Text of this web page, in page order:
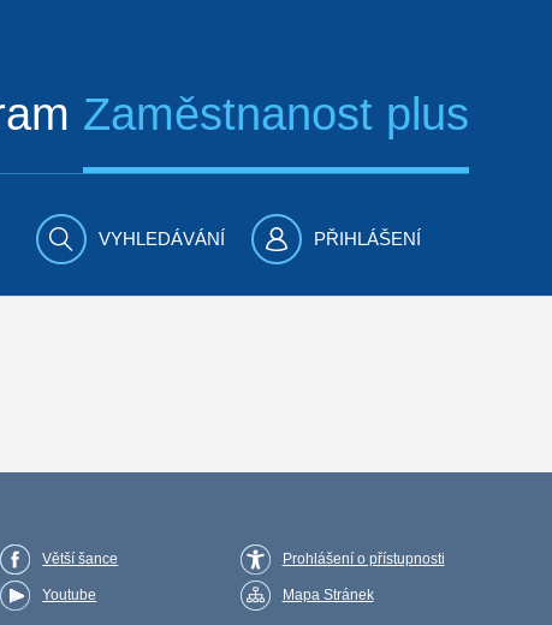
Zaměstnanost plus
VYHLEDÁVÁNÍ PŘIHLÁŠENÍ
Větší šance
Youtube
Prohlášení o přístupnosti
Mapa Stránek